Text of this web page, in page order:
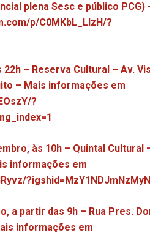
plena Sesc e público PCG)
p/C0MKbL_LlzH/?
– Reserva Cultural – Av.
– Mais informações em
?
às 10h – Quintal Cultural
informações em
a partir das 9h – Rua Pres.
informações em